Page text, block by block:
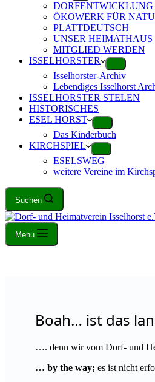
DORFENTWICKLUNG
ÖKOWERK FÜR
PLATTDEUTSCH
UNSER HEIMATHAUS
MITGLIED WERDEN
ISSELHORSTER
Isselhorster-Archiv
Lebendiges Isselhorst
ISSELHORSTER STELEN
HISTORISCHES
ESEL HORST
Das Kinderbuch
KIRCHSPIEL
ESELSWEG
weitere Vereine im
Suchen
Menu
Boah… ist das
…. denn wir vom Dorf- und
… by the way; es ist nicht